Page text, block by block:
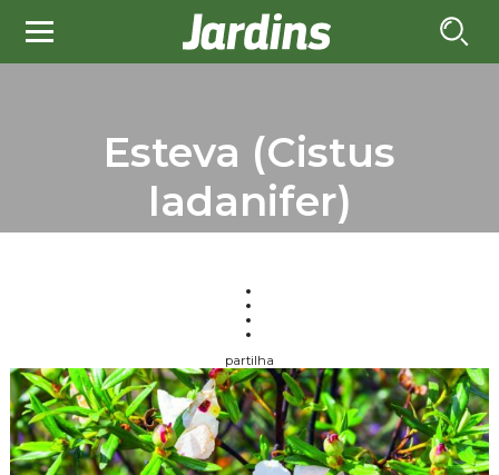
Esteva (Cistus
ladanifer)
partilha